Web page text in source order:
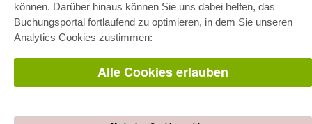
können. Darüber hinaus können Sie uns dabei helfen, das
Buchungsportal fortlaufend zu optimieren, in dem Sie unseren
Analytics Cookies zustimmen:
Alle Cookies erlauben
E-COLLECTION
Gesamtpaket
Fachbereichspakete
Bereitstellung von E-Books
Häufig gestellte Fragen (FAQ)
Alle Autoren